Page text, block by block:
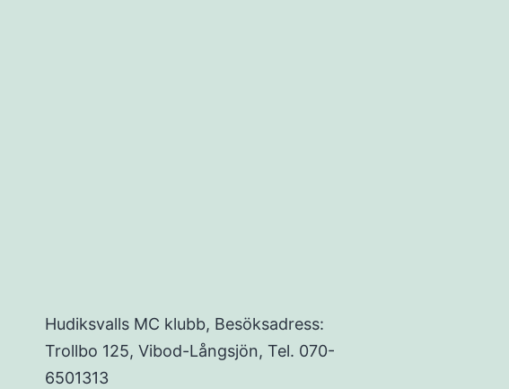
Hudiksvalls MC klubb, Besöksadress:
Trollbo 125, Vibod-Långsjön, Tel. 070-
6501313